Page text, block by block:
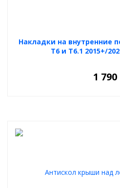
Накладки на внутренние
T6 и T6.1 2015+/
1 790